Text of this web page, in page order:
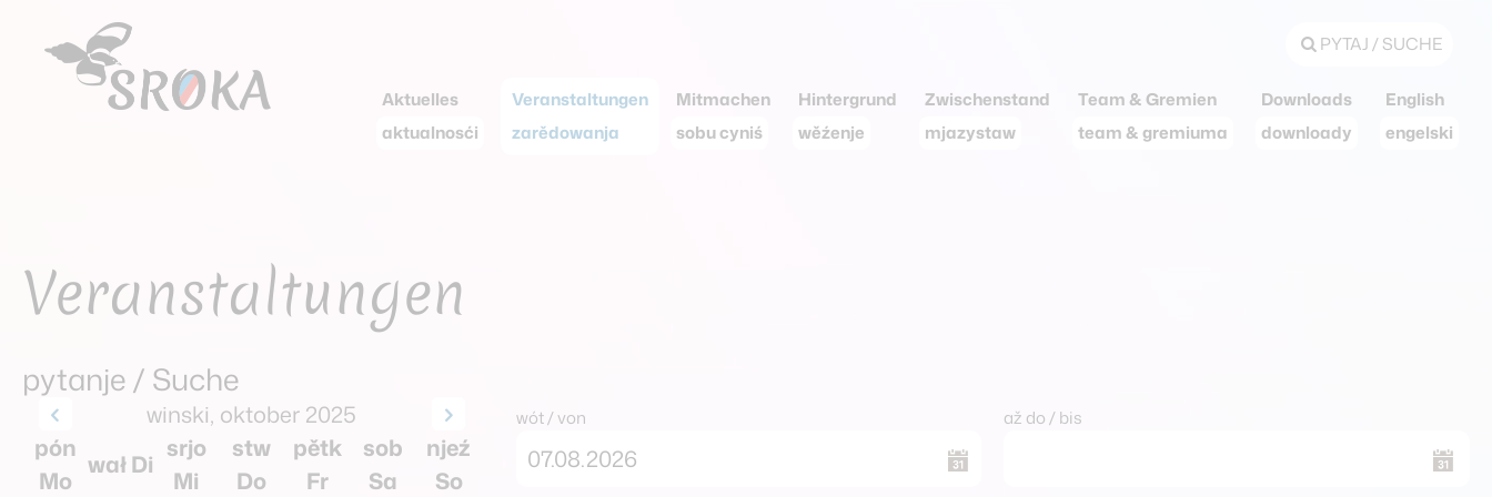
PYTAJ / SUCHE
Aktuelles
aktualnosći
Veranstaltungen
zarědowanja
Mitmachen
sobu cyniś
Hintergrund
wěźenje
Zwischenstand
mjazystaw
Team & Gremien
team & gremiuma
Downloads
downloady
English
engelski
Veranstaltungen
pytanje / Suche
winski, oktober 2025
pón
Mo
wał Di
srjo
Mi
stw
Do
pětk
Fr
sob
Sa
njeź
So
wót / von až do / bis